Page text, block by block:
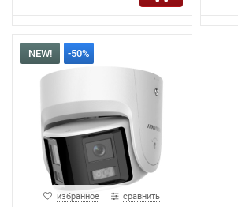
NEW! -50%
избранное сравнить